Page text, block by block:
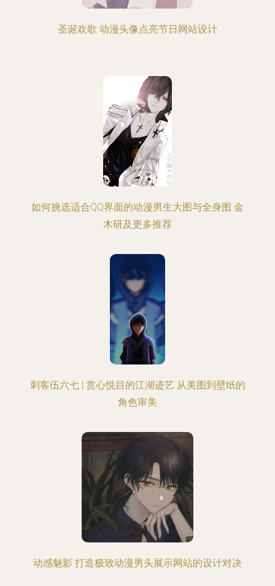
圣诞欢歌 动漫头像点亮节日网站设计
如何挑选适合QQ界面的动漫男生大图与全身图 金
木研及更多推荐
刺客伍六七 | 赏心悦目的江湖迹艺 从美图到壁纸的
角色审美
动感魅影 打造极致动漫男头展示网站的设计对决